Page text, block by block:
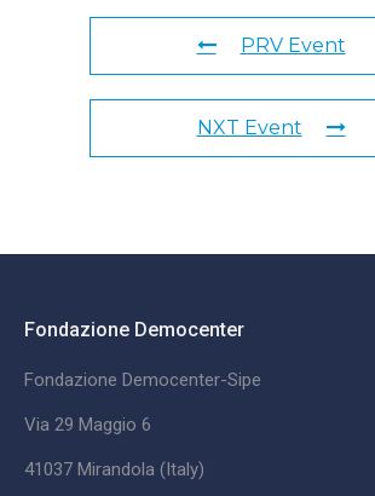
PRV Event
NXT Event
Fondazione Democenter
Fondazione Democenter-Sipe
Via 29 Maggio 6
41037 Mirandola (Italy)